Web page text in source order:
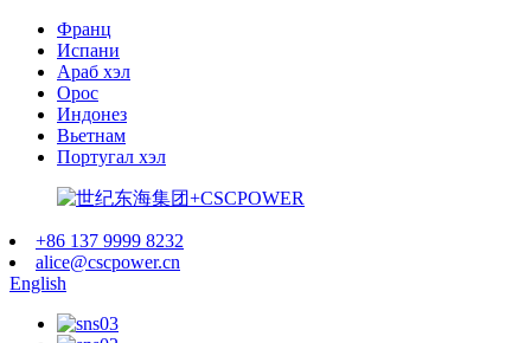
Франц
Испани
Араб хэл
Орос
Индонез
Вьетнам
Португал хэл
+86 137 9999 8232
alice@cscpower.cn
English